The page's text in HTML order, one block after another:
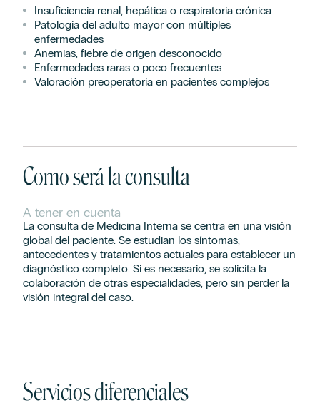
Insuficiencia renal, hepática o respiratoria crónica
Patología del adulto mayor con múltiples
enfermedades
Anemias, fiebre de origen desconocido
Enfermedades raras o poco frecuentes
Valoración preoperatoria en pacientes complejos
Como será la consulta
A tener en cuenta
La consulta de Medicina Interna se centra en una visión
global del paciente. Se estudian los síntomas,
antecedentes y tratamientos actuales para establecer un
diagnóstico completo. Si es necesario, se solicita la
colaboración de otras especialidades, pero sin perder la
visión integral del caso.
Servicios diferenciales